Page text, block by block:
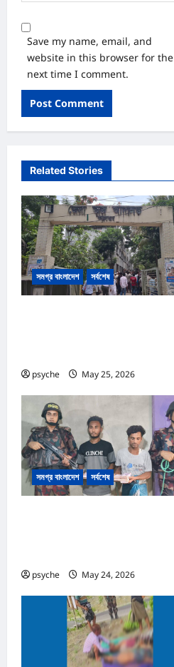
Save my name, email, and
website in this browser for the
next time I comment.
Related Stories
সমগ্র বাংলাদেশ সর্বশেষ
psyche May 25, 2026
সমগ্র বাংলাদেশ সর্বশেষ
psyche May 24, 2026